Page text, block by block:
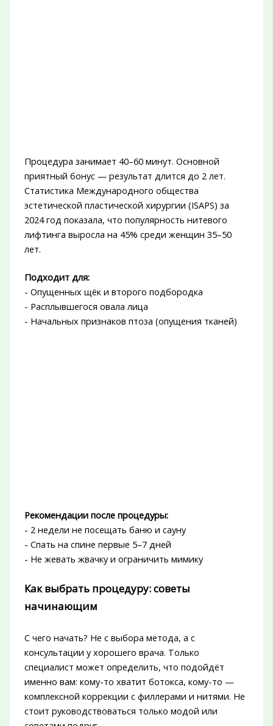
Процедура занимает 40–60 минут. Основной
приятный бонус — результат длится до 2 лет.
Статистика Международного общества
эстетической пластической хирургии (ISAPS) за
2024 год показала, что популярность нитевого
лифтинга выросла на 45% среди женщин 35–50
лет.
Подходит для:
- Опущенных щёк и второго подбородка
- Расплывшегося овала лица
- Начальных признаков птоза (опущения тканей)
Рекомендации после процедуры:
- 2 недели не посещать баню и сауну
- Спать на спине первые 5–7 дней
- Не жевать жвачку и ограничить мимику
Как выбрать процедуру: советы
начинающим
С чего начать? Не с выбора метода, а с
консультации у хорошего врача. Только
специалист может определить, что подойдёт
именно вам: кому-то хватит ботокса, кому-то —
комплексной коррекции с филлерами и нитями. Не
стоит руководствоваться только модой или